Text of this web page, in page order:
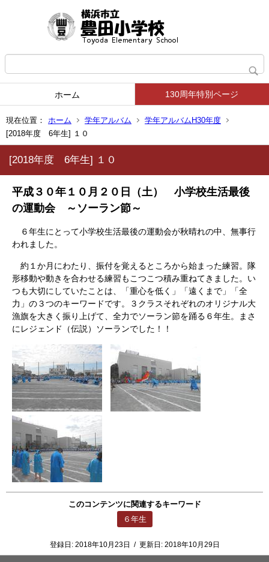
ホーム 130周年特別ページ
現在位置： ホーム 学年アルバム
学年アルバムH30年度
[2018年度 6年生] １０
[2018年度 6年生] １０
平成３０年１０月２０日（土） 小学校生活最後
の運動会 ～ソーラン節～
６年生にとって小学校生活最後の運動会が秋晴れの中、無事行
われました。
約１か月にわたり、振付を覚えるところから始まった練習。隊
形移動や動きを合わせる練習もこつこつ積み重ねてきました。い
つも大切にしていたことは、「重心を低く」「遠くまで」「全
力」の３つのキーワードです。３クラスそれぞれのオリジナル大
漁旗を大きく振り上げて、全力でソーラン節を踊る６年生。まさ
にレジェンド（伝説）ソーランでした！！
このコンテンツに関連するキーワード
６年生
登録日: 2018年10月23日 / 更新日: 2018年10月29日